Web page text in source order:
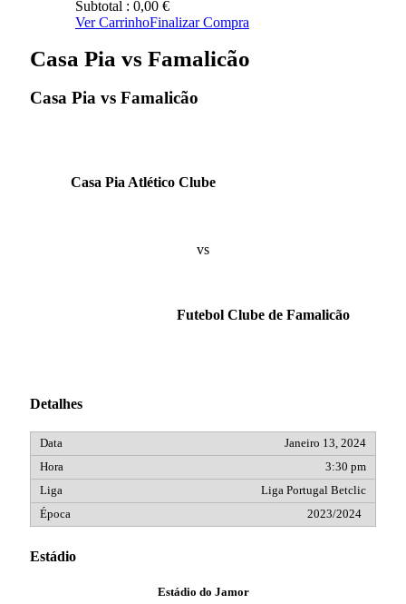
Subtotal : 0,00 €
Ver CarrinhoFinalizar Compra
Casa Pia vs Famalicão
Casa Pia vs Famalicão
Casa Pia Atlético Clube
vs
Futebol Clube de Famalicão
Detalhes
Janeiro 13, 2024
3:30 pm
Liga Portugal Betclic
2023/2024
Estádio
Estádio do Jamor